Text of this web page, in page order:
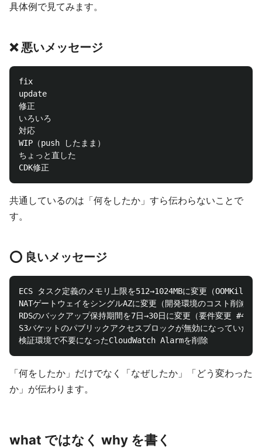
具体例で見てみます。
❌ 悪いメッセージ
fix
update
修正
いろいろ
対応
WIP（push したまま）
ちょっと直した
共通しているのは「何をしたか」すら伝わらないことで
す。
⭕ 良いメッセージ
ECS タスク定義のメモリ上限を512→1024MBに変更（OOMKill
NATゲートウェイをシングルAZに変更（開発環境のコスト削減）
RDSのバックアップ保持期間を7日→30日に変更（要件変更 #456
S3バケットのパブリックアクセスブロックが無効になっていたた
「何をしたか」だけでなく「なぜしたか」「どう変わった
か」が伝わります。
what ではなく why を書く